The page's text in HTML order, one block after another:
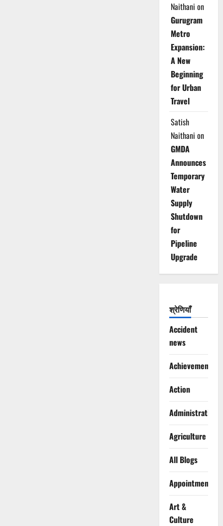
Naithani on
Gurugram
Metro
Expansion:
A New
Beginning
for Urban
Travel
Satish
Naithani on
GMDA
Announces
Temporary
Water
Supply
Shutdown
for
Pipeline
Upgrade
श्रेणियाँ
Accident
news
Achievements
Action
Administration
Agriculture
All Blogs
Appointments
Art &
Culture